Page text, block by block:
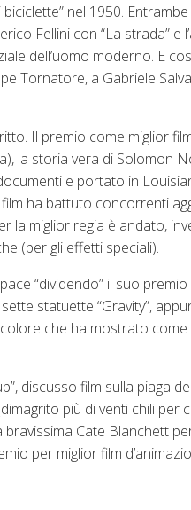
nel 1950.
Fellini con “La strada” e
dell’uomo moderno. E
Tornatore, a Gabriele
Il premio come miglior
la storia vera di Solomon
e portato in
ha battuto concorrenti
la miglior regia è andato,
(per gli effetti speciali).
“dividendo” il suo
statuette “Gravity”,
che ha mostrato
discusso film sulla piaga
più di venti chili per
Cate Blanchett
per miglior film